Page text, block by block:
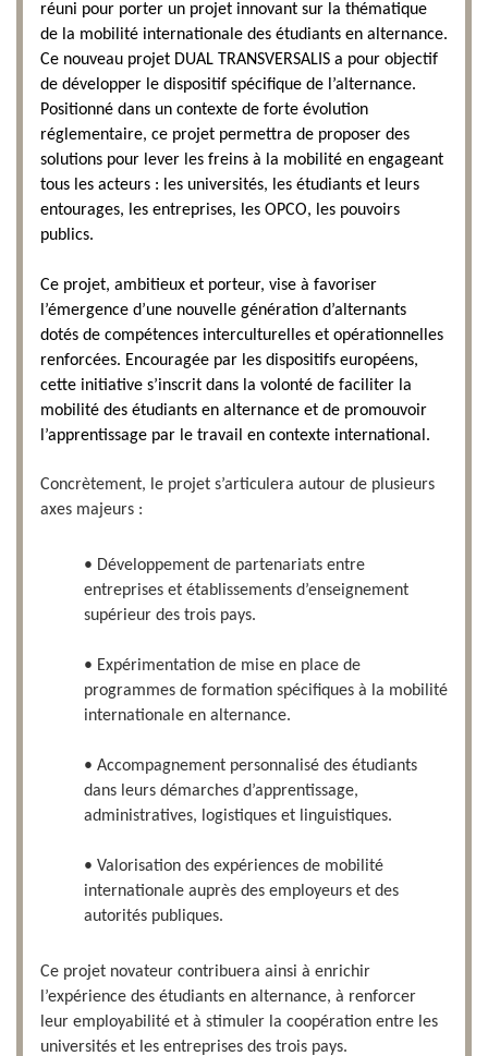
réuni pour porter un projet innovant sur la thématique
de la mobilité internationale des étudiants en alternance.
Ce nouveau projet DUAL TRANSVERSALIS a pour objectif
de développer le dispositif spécifique de l’alternance.
Positionné dans un contexte de forte évolution
réglementaire, ce projet permettra de proposer des
solutions pour lever les freins à la mobilité en engageant
tous les acteurs : les universités, les étudiants et leurs
entourages, les entreprises, les OPCO, les pouvoirs
publics.
Ce projet, ambitieux et porteur, vise à favoriser
l’émergence d’une nouvelle génération d’alternants
dotés de compétences interculturelles et opérationnelles
renforcées. Encouragée par les dispositifs européens,
cette initiative s’inscrit dans la volonté de faciliter la
mobilité des étudiants en alternance et de promouvoir
l’apprentissage par le travail en contexte international.
Concrètement, le projet s’articulera autour de plusieurs
axes majeurs :
• Développement de partenariats entre
entreprises et établissements d’enseignement
supérieur des trois pays.
• Expérimentation de mise en place de
programmes de formation spécifiques à la mobilité
internationale en alternance.
• Accompagnement personnalisé des étudiants
dans leurs démarches d’apprentissage,
administratives, logistiques et linguistiques.
• Valorisation des expériences de mobilité
internationale auprès des employeurs et des
autorités publiques.
Ce projet novateur contribuera ainsi à enrichir
l’expérience des étudiants en alternance, à renforcer
leur employabilité et à stimuler la coopération entre les
universités et les entreprises des trois pays.